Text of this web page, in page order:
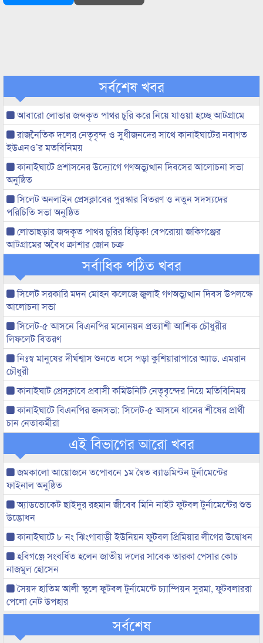
সর্বশেষ খবর
আবারো লোভার জব্দকৃত পাথর চুরি করে নিয়ে যাওয়া হচ্ছে আটগ্রামে
রাজনৈতিক দলের নেতৃবৃন্দ ও সুধীজনদের সাথে কানাইঘাটের নবাগত
ইউএনও’র মতবিনিময়
কানাইঘাটে প্রশাসনের উদ্যোগে গণঅভ্যুত্থান দিবসের আলোচনা সভা
অনুষ্ঠিত
সিলেট অনলাইন প্রেসক্লাবের পুরস্কার বিতরণ ও নতুন সদস্যদের
পরিচিতি সভা অনুষ্ঠিত
লোভাছড়ার জব্দকৃত পাথর চুরির হিড়িক! বেপরোয়া জকিগঞ্জের
আটগ্রামের অবৈধ ক্রাশার জোন চক্র
সর্বাধিক পঠিত খবর
সিলেট সরকারি মদন মোহন কলেজে জুলাই গণঅভ্যুত্থান দিবস উপলক্ষে
আলোচনা সভা
সিলেট-৫ আসনে বিএনপির মনোনয়ন প্রত্যাশী আশিক চৌধুরীর
লিফলেট বিতরণ
নিঃস্ব মানুষের দীর্ঘশ্বাস শুনতে ধসে পড়া কুশিয়ারাপারে অ্যাড. এমরান
চৌধুরী
কানাইঘাট প্রেসক্লাবে প্রবাসী কমিউনিটি নেতৃবৃন্দের নিয়ে মতিবিনিময়
কানাইঘাটে বিএনপির জনসভা: সিলেট-৫ আসনে ধানের শীষের প্রার্থী
চান নেতাকর্মীরা
এই বিভাগের আরো খবর
জমকালো আয়োজনে তপোবনে ১ম দ্বৈত ব্যাডমিন্টন টুর্নামেন্টের
ফাইনাল অনুষ্ঠিত
অ্যাডভোকেট ছাইদুর রহমান জীবেব মিনি নাইট ফুটবল টুর্নামেন্টের শুভ
উদ্ভোধন
কানাইঘাটে ৮ নং ঝিংগাবাড়ী ইউনিয়ন ফুটবল প্রিমিয়ার লীগের উদ্বোধন
হবিগঞ্জে সংবর্ধিত হলেন জাতীয় দলের সাবেক তারকা পেসার কোচ
নাজমুল হোসেন
সৈয়দ হাতিম আলী স্কুলে ফুটবল টুর্নামেন্টে চ্যাম্পিয়ন সুরমা, ফুটবলাররা
পেলো নেট উপহার
সর্বশেষ